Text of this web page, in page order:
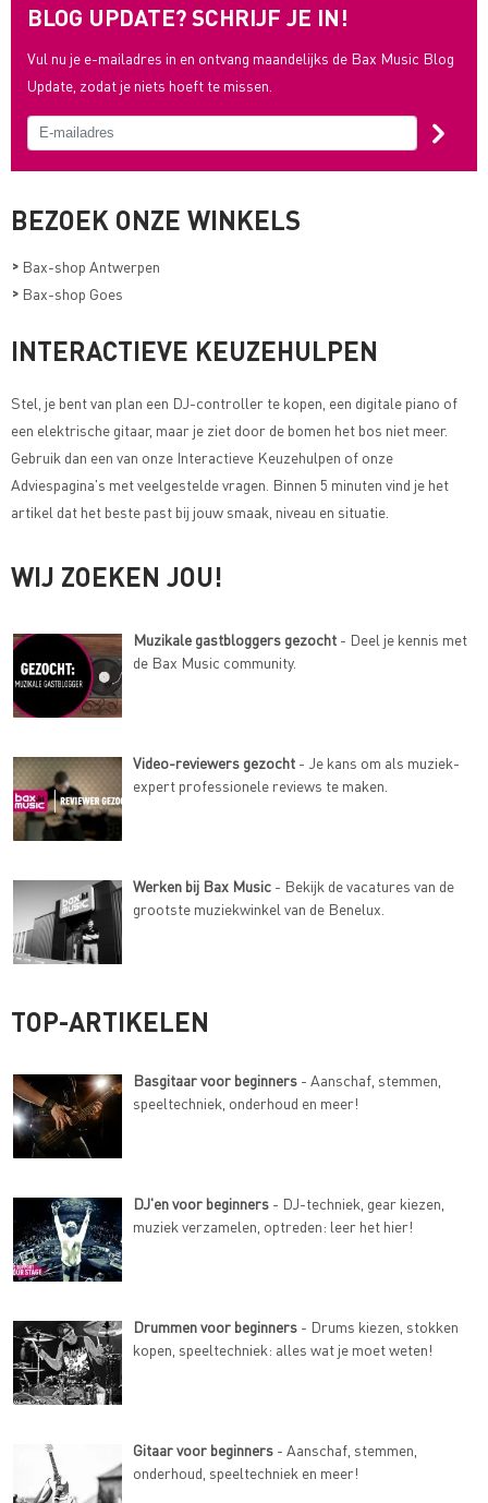
BLOG UPDATE? SCHRIJF JE IN!
Vul nu je e-mailadres in en ontvang maandelijks de Bax Music Blog
Update, zodat je niets hoeft te missen.
BEZOEK ONZE WINKELS
> Bax-shop Antwerpen
> Bax-shop Goes
INTERACTIEVE KEUZEHULPEN
Stel, je bent van plan een DJ-controller te kopen, een digitale piano of
een elektrische gitaar, maar je ziet door de bomen het bos niet meer.
Gebruik dan een van onze Interactieve Keuzehulpen of onze
Adviespagina's met veelgestelde vragen . Binnen 5 minuten vind je het
artikel dat het beste past bij jouw smaak, niveau en situatie.
WIJ ZOEKEN JOU!
Muzikale gastbloggers gezocht - Deel je kennis met
de Bax Music community.
Video-reviewers gezocht - Je kans om als muziek-
expert professionele reviews te maken.
Werken bij Bax Music - Bekijk de vacatures van de
grootste muziekwinkel van de Benelux.
TOP-ARTIKELEN
Basgitaar voor beginners - Aanschaf, stemmen,
speeltechniek, onderhoud en meer!
DJ'en voor beginners - DJ-techniek, gear kiezen,
muziek verzamelen, optreden: leer het hier!
Drummen voor beginners - Drums kiezen, stokken
kopen, speeltechniek: alles wat je moet weten!
Gitaar voor beginners - Aanschaf, stemmen,
onderhoud, speeltechniek en meer!